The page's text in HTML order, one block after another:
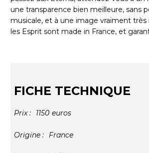
une transparence bien meilleure, sans
musicale, et à une image vraiment très
les Esprit sont made in France, et
FICHE TECHNIQUE
Prix : 1150 euros
Origine : France